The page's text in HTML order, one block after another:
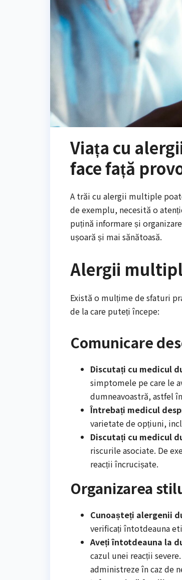
Viața cu
face față
A trăi cu alergii multiple
de exemplu, necesită o
puțină informare și
ușoară și mai sănătoasă.
Alergii
Există o mulțime de sfaturi
de la care puteți începe:
Comunicare
Discutați cu medicul
simptomele pe care le
dumneavoastră, astfel
Întrebați medicul
varietate de opțiuni,
Discutați cu medicul
riscurile asociate. De
reacții încrucișate.
Organizarea
Cunoașteți alergenii
verificați întotdeauna
Aveți întotdeauna la
cazul unei reacții
administreze în caz de